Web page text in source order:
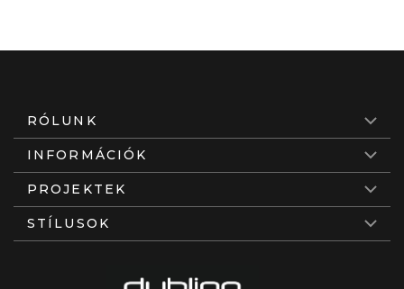
RÓLUNK
INFORMÁCIÓK
PROJEKTEK
STÍLUSOK